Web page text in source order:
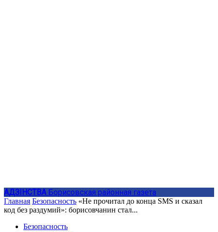
АДЗIНСТВА Борисовская районная газета
Главная Безопасность «Не прочитал до конца SMS и сказал
код без раздумий»: борисовчанин стал...
Безопасность